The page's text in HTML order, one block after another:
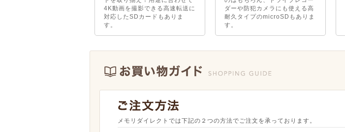
4K動画を撮影できる高速転送に
対応したSDカードもありま
す。
ダーや防犯カメラにも使える高
耐久タイプのmicroSDもありま
す。
メモリダイレクトでは下記の２つの方法でご注文を承っております。